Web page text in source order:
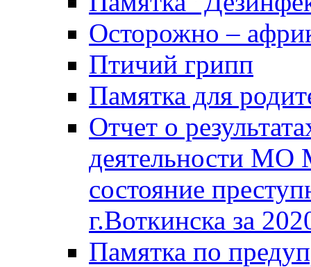
Осторожно –
Птичий грипп
Памятка для
Отчет о
деятельности МО
состояние
г.Воткинска за
Памятка по